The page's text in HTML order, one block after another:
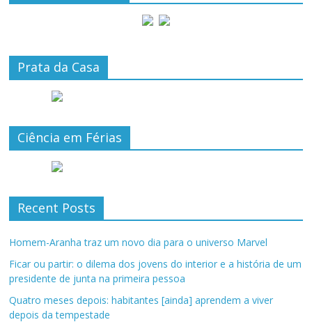
Prata da Casa
Ciência em Férias
Recent Posts
Homem-Aranha traz um novo dia para o universo Marvel
Ficar ou partir: o dilema dos jovens do interior e a história de um
presidente de junta na primeira pessoa
Quatro meses depois: habitantes [ainda] aprendem a viver
depois da tempestade